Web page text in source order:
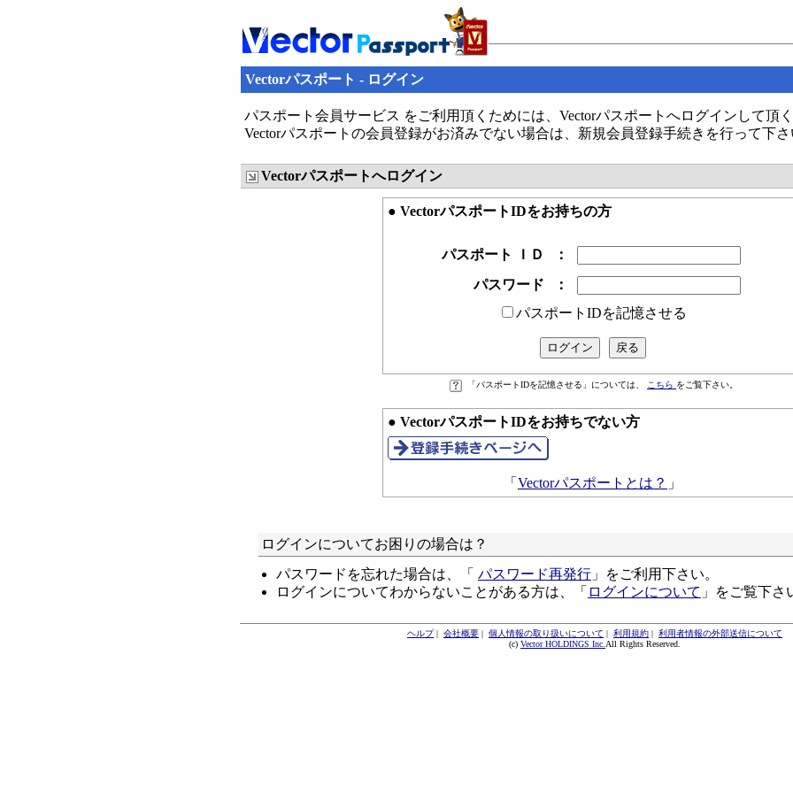
Vectorパスポート - ログイン
パスポート会員サービス をご利用頂くためには、Vectorパスポートへログインして頂
Vectorパスポートの会員登録がお済みでない場合は、新規会員登録手続きを行って下
Vectorパスポートへログイン
● VectorパスポートIDをお持ちの方
パスポート ＩＤ
：
パスワード
：
パスポートIDを記憶させる
「パスポートIDを記憶させる」については、 こちら をご覧下さい。
● VectorパスポートIDをお持ちでない方
「 Vectorパスポートとは？ 」
ログインについてお困りの場合は？
パスワードを忘れた場合は、「 パスワード再発行 」をご利用下さい。
ログインについてわからないことがある方は、「 ログインについて 」をご覧下さ
ヘルプ| 会社概要 | 個人情報の取り扱いについて | 利用規約 | 利用者情報の外部送信について
(c) Vector HOLDINGS Inc. All Rights Reserved.